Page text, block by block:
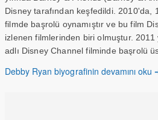
Disney tarafından keşfedildi. 2010'da,
filmde başrolü oynamıştır ve bu film
izlenen filmlerinden biri olmuştur. 2011
adlı Disney Channel filminde başrolü
yılında Disney Channel 'da başlayan
Debby Ryan biyografinin devamını oku